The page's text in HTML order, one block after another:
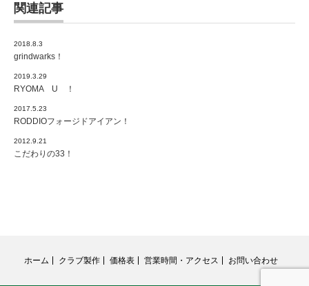
関連記事
2018.8.3
grindwarks！
2019.3.29
RYOMA U ！
2017.5.23
RODDIOフォージドアイアン！
2012.9.21
こだわりの33！
ホーム クラブ製作 価格表 営業時間・アクセス お問い合わせ